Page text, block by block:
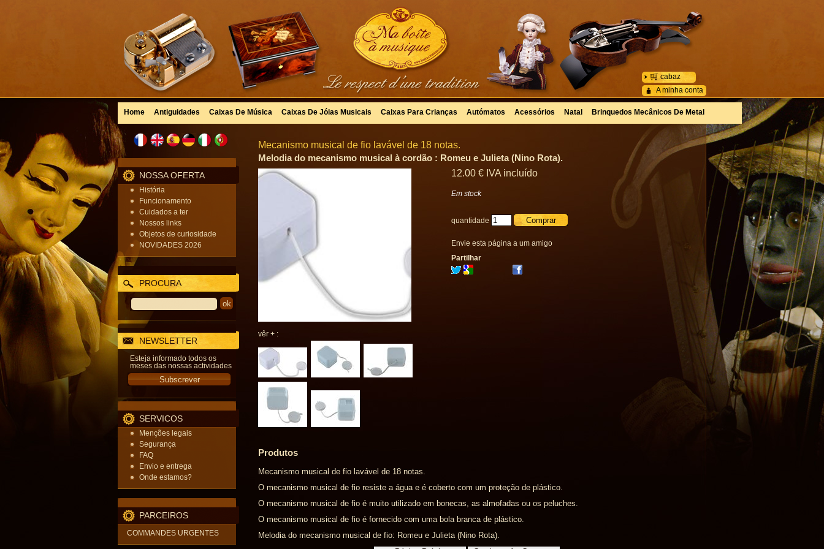
A minha conta
cabaz
Home Antiguidades Caixas De Música Caixas De Jóias Musicais Caixas Para Crianças Autómatos Acessórios Natal Brinquedos Mecânicos De Metal
NOSSA OFERTA
História
Funcionamento
Cuidados a ter
Nossos links
Objetos de curiosidade
NOVIDADES 2026
PROCURA
NEWSLETTER
Esteja informado todos os
meses das nossas actividades
SERVICOS
Menções legais
Segurança
FAQ
Envio e entrega
Onde estamos?
PARCEIROS
COMMANDES URGENTES
Mecanismo musical de fio lavável de 18 notas.
Melodia do mecanismo musical à cordão : Romeu e Julieta (Nino Rota).
vêr + :
12.00 € IVA incluído
Em stock
quantidade
Envie esta página a um amigo
Partilhar
Produtos
Mecanismo musical de fio lavável de 18 notas.
O mecanismo musical de fio resiste a água e é coberto com um proteção de plástico.
O mecanismo musical de fio é muito utilizado em bonecas, as almofadas ou os peluches.
O mecanismo musical de fio é fornecido com uma bola branca de plástico.
Melodia do mecanismo musical de fio: Romeu e Julieta (Nino Rota).